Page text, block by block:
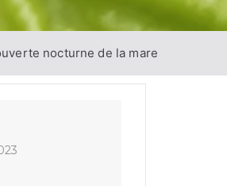
nocturne de la mare